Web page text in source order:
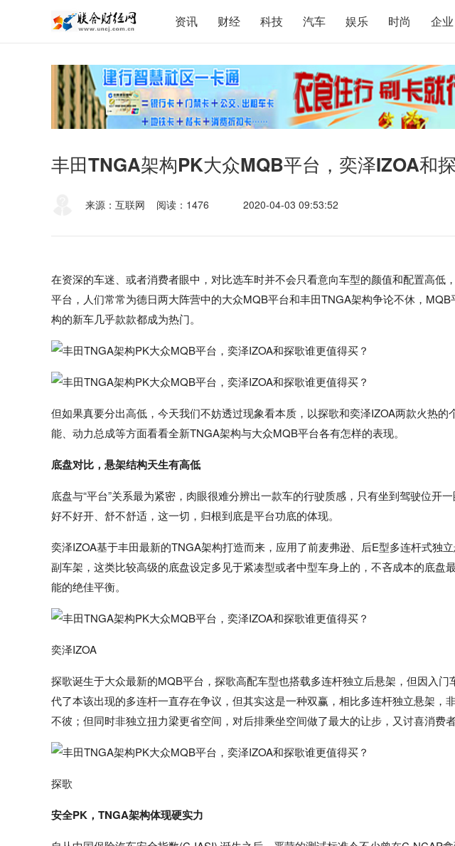
资讯 财经 科技 汽车 娱乐 时尚 企业
丰田TNGA架构PK大众MQB平台，奕泽IZOA和
来源：互联网 阅读：1476 2020-04-03 09:53:52
在资深的车迷、或者消费者眼中，对比选车时并不会只看意向车型的颜值和配置高低
平台，人们常常为德日两大阵营中的大众MQB平台和丰田TNGA架构争论不休，
构的新车几乎款款都成为热门。
但如果真要分出高低，今天我们不妨透过现象看本质，以探歌和奕泽IZOA两款火热
能、动力总成等方面看看全新TNGA架构与大众MQB平台各有怎样的表现。
底盘对比，悬架结构天生有高低
底盘与“平台”关系最为紧密，肉眼很难分辨出一款车的行驶质感，只有坐到驾驶位开
好不好开、舒不舒适，这一切，归根到底是平台功底的体现。
奕泽IZOA基于丰田最新的TNGA架构打造而来，应用了前麦弗逊、后E型多连杆式独
副车架，这类比较高级的底盘设定多见于紧凑型或者中型车身上的，不吝成本的底盘
能的绝佳平衡。
奕泽IZOA
探歌诞生于大众最新的MQB平台，探歌高配车型也搭载多连杆独立后悬架，但因入
代了本该出现的多连杆一直存在争议，但其实这是一种双赢，相比多连杆独立悬架，
不彼；但同时非独立扭力梁更省空间，对后排乘坐空间做了最大的让步，又讨喜消费者
探歌
安全PK，TNGA架构体现硬实力